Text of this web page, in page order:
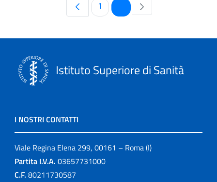
Pagina
1 Pagina
Istituto Superiore di Sanità
I NOSTRI CONTATTI
Viale Regina Elena 299, 00161 – Roma (I)
Partita I.V.A. 03657731000
C.F. 80211730587